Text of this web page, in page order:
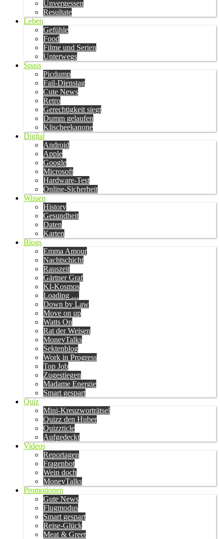
Unvergessen
Resultate
Leben
Gefühle
Food
Filme und Serien
Unterwegs
Spass
Picdump
Fail-Dienstag
Cute News
Retro
Gerechtigkeit siegt
Dumm gelaufen
Klischeekanone
Digital
Android
Apple
Google
Microsoft
Hardware-Test
Online-Sicherheit
Wissen
History
Gesundheit
Daten
Karten
Blogs
Emma Amour
Nachtschicht
Rauszeit
Gärtner Graf
KI-Kosmos
Loading …
Down by Law
Move on up
Watts On
Rat der Weisen
MoneyTalks
Sektenblog
Work in Progress
Top Job
Zugestiegen
Madame Energie
Smart gespart
Quiz
Mini-Kreuzworträtsel
Quizz den Huber
Quizzticle
Aufgedeckt
Videos
Reportagen
Fragenbot
Wein doch
MoneyTalks
Promotionen
Gute News
Flugmodus
Smart gespart
Reise-Glück
Meat & Greet